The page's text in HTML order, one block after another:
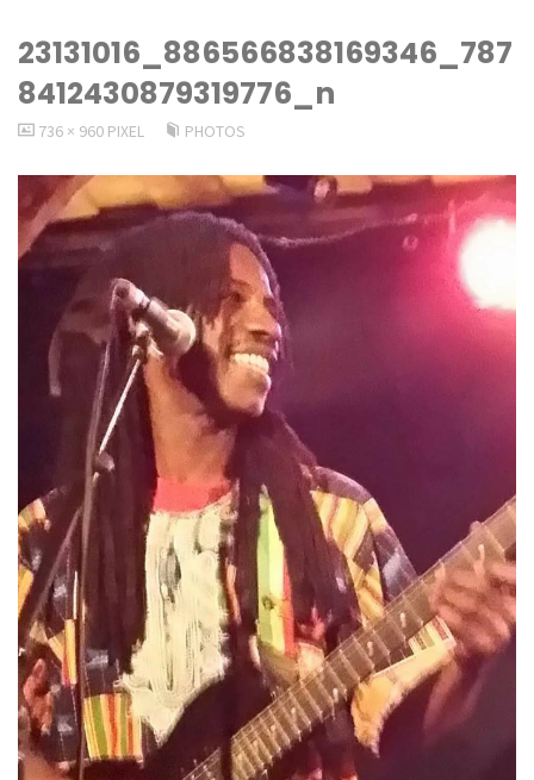
23131016_886566838169346_787
8412430879319776_n
VOLLSTÄNDIGE
736 × 960 PIXEL PHOTOS